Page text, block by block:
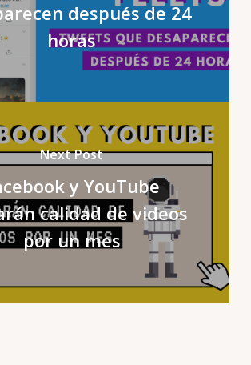
después de 24
horas
Next Post
y YouTube
calidad de videos
por un mes